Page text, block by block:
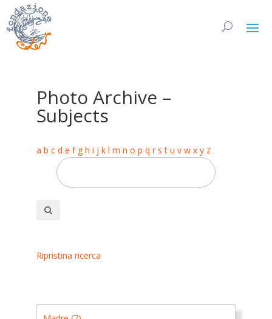
Photo Archive –
Subjects
a b c d e f g h i j k l m n o p q r st u v w x y z
Ripristina ricerca